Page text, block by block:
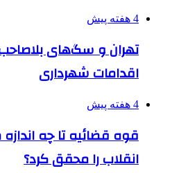
4 هفته پیش
تهران و سگ‌های
اقدامات شهرداری
4 هفته پیش
قوه قضائیه تا چه
انقلاب را محقق کرد؟